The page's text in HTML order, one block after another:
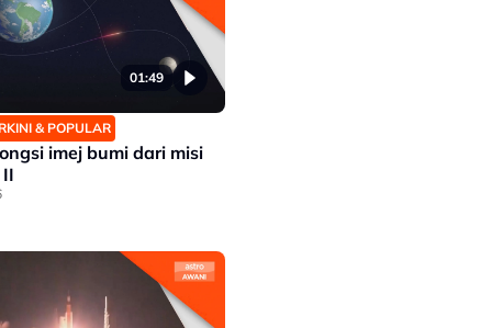
01:49
& POPULAR
imej bumi dari misi